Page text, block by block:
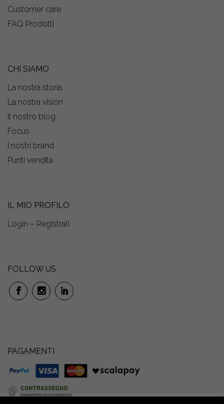
Customer care
FAQ Prodotti
CHI SIAMO
La nostra storia
La nostra vision
Il nostro blog
Focus
I nostri brand
Punti vendita
IL MIO PROFILO
Login – Registrati
FOLLOW US
PAGAMENTI